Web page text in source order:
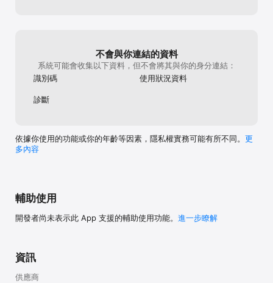
不會與你連結的資料
系統可能會收集以下資料，但不會將其與你的身分連結：
識別碼
使用狀況資料
診斷
依據你使用的功能或你的年齡等因素，隱私權實務可能有所不同。 更
多內容
輔助使用
開發者尚未表示此 App 支援的輔助使用功能。 進一步瞭解
資訊
供應商